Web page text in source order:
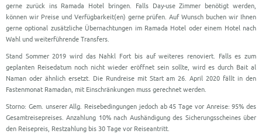
gerne zurück ins Ramada Hotel bringen. Falls Day-use Zimmer benötigt werden,
können wir Preise und Verfügbarkeit(en) gerne prüfen. Auf Wunsch buchen wir Ihnen
gerne optional zusätzliche Übernachtungen im Ramada Hotel oder einem Hotel nach
Wahl und weiterführende Transfers.
Stand Sommer 2019 wird das Nahkl Fort bis auf weiteres renoviert. Falls es zum
geplanten Reisedatum noch nicht wieder eröffnet sein sollte, wird es durch Bait al
Naman oder ähnlich ersetzt. Die Rundreise mit Start am 26. April 2020 fällt in den
Fastenmonat Ramadan, mit Einschränkungen muss gerechnet werden.
Storno: Gem. unserer Allg. Reisebedingungen jedoch ab 45 Tage vor Anreise: 95% des
Gesamtreisepreises. Anzahlung 10% nach Aushändigung des Sicherungsscheines über
den Reisepreis, Restzahlung bis 30 Tage vor Reiseantritt.